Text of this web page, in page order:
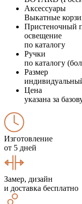
Аксессуары
Выкатные
Пристеночный
освещение
по каталогу
Ручки
по каталогу
Размер
Цена
указана за
Изготовление
от 5 дней
Замер, дизайн
и доставка бесплатно